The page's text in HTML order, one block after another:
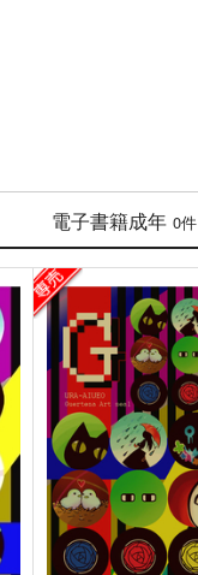
電子書籍成年 0件